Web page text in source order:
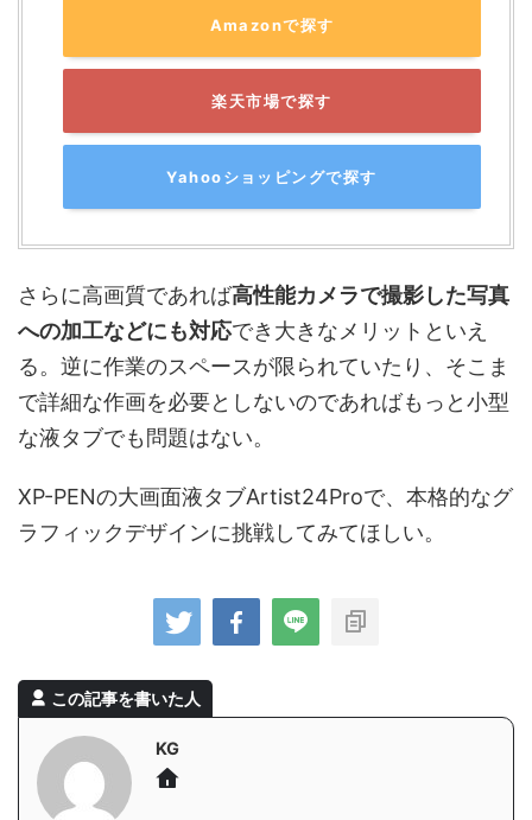
Amazonで探す
楽天市場で探す
Yahooショッピングで探す
さらに高画質であれば高性能カメラで撮影した写真
への加工などにも対応でき大きなメリットといえ
る。逆に作業のスペースが限られていたり、そこま
で詳細な作画を必要としないのであればもっと小型
な液タブでも問題はない。
XP-PENの大画面液タブArtist24Proで、本格的なグ
ラフィックデザインに挑戦してみてほしい。
この記事を書いた人
KG